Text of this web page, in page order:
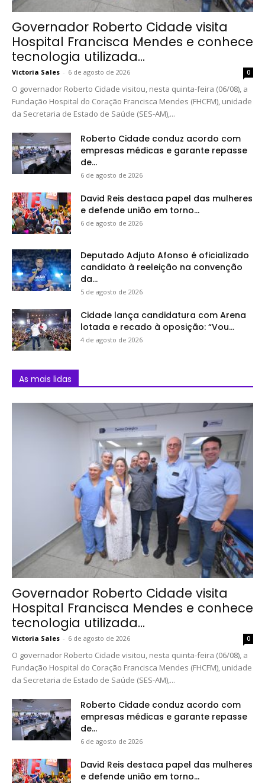
Governador Roberto Cidade visita
Hospital Francisca Mendes e conhece
tecnologia utilizada...
Victoria Sales - 6 de agosto de 2026 0
O governador Roberto Cidade visitou, nesta quinta-feira (06/08), a
Fundação Hospital do Coração Francisca Mendes (FHCFM), unidade
da Secretaria de Estado de Saúde (SES-AM),...
Roberto Cidade conduz acordo com
empresas médicas e garante repasse
de...
6 de agosto de 2026
David Reis destaca papel das mulheres
e defende união em torno...
6 de agosto de 2026
Deputado Adjuto Afonso é oficializado
candidato à reeleição na convenção
da...
5 de agosto de 2026
Cidade lança candidatura com Arena
lotada e recado à oposição: “Vou...
4 de agosto de 2026
As mais lidas
Governador Roberto Cidade visita
Hospital Francisca Mendes e conhece
tecnologia utilizada...
Victoria Sales - 6 de agosto de 2026 0
O governador Roberto Cidade visitou, nesta quinta-feira (06/08), a
Fundação Hospital do Coração Francisca Mendes (FHCFM), unidade
da Secretaria de Estado de Saúde (SES-AM),...
Roberto Cidade conduz acordo com
empresas médicas e garante repasse
de...
6 de agosto de 2026
David Reis destaca papel das mulheres
e defende união em torno...